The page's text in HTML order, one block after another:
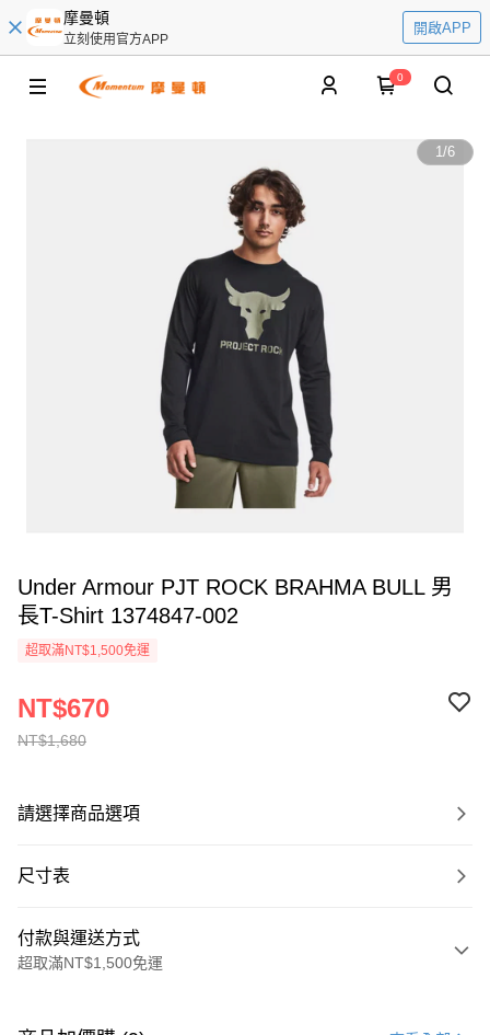
摩曼頓
立刻使用官方APP
開啟APP
0
1/6
Under Armour PJT ROCK BRAHMA BULL 男
長T-Shirt 1374847-002
超取滿NT$1,500免運
NT$1,680
NT$670
請選擇商品選項
尺寸表
付款與運送方式
超取滿NT$1,500免運